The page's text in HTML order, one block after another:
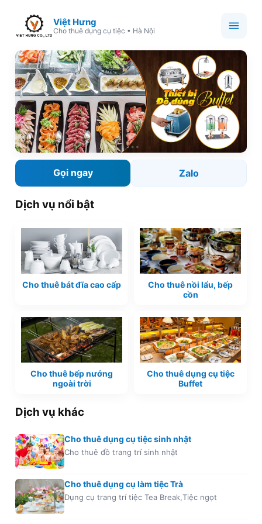
Việt Hưng
Cho thuê dụng cụ tiệc • Hà Nội
Gọi ngay Zalo
Dịch vụ nổi bật
Cho thuê bát đĩa cao cấp
Cho thuê nồi lẩu, bếp
cồn
Cho thuê bếp nướng
ngoài trời
Cho thuê dụng cụ tiệc
Buffet
Dịch vụ khác
Cho thuê dụng cụ tiệc sinh nhật
Cho thuê đồ trang trí sinh nhật
Cho thuê dụng cụ làm tiệc Trà
Dụng cụ trang trí tiệc Tea Break,Tiệc ngọt